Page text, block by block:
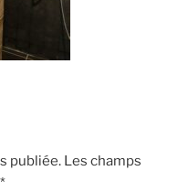
publiée. Les champs
*